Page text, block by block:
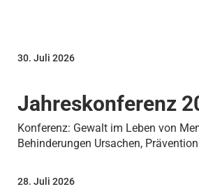
Jahreskonferenz
30. Juli 2026
Konferenz: Gewalt im Leben von
Behinderungen Ursachen,
28. Juli 2026